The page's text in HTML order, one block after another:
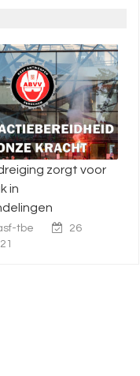
Enquête CAO
2021